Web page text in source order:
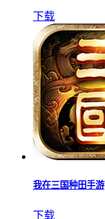
下载
我在三国种田手游
下载